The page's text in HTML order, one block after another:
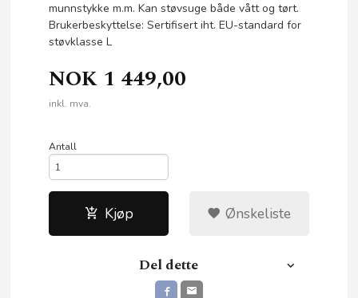
munnstykke m.m. Kan støvsuge både vått og tørt.
Brukerbeskyttelse: Sertifisert iht. EU-standard for
støvklasse L
NOK 1 449,00
inkl. mva.
Antall
Kjøp Ønskeliste
Del dette